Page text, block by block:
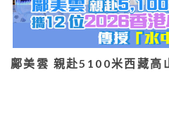
鄺美雲 親赴5100米西藏高